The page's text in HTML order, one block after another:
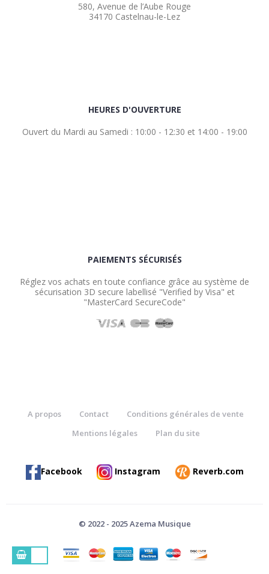
580, Avenue de l’Aube Rouge
34170 Castelnau-le-Lez
HEURES D'OUVERTURE
Ouvert du Mardi au Samedi : 10:00 - 12:30 et 14:00 - 19:00
PAIEMENTS SÉCURISÉS
Réglez vos achats en toute confiance grâce au système de
sécurisation 3D secure labellisé "Verified by Visa" et
"MasterCard SecureCode"
A propos Contact
Conditions générales de vente
Mentions légales
Plan du site
Facebook Instagram Reverb.com
© 2022 - 2025 Azema Musique